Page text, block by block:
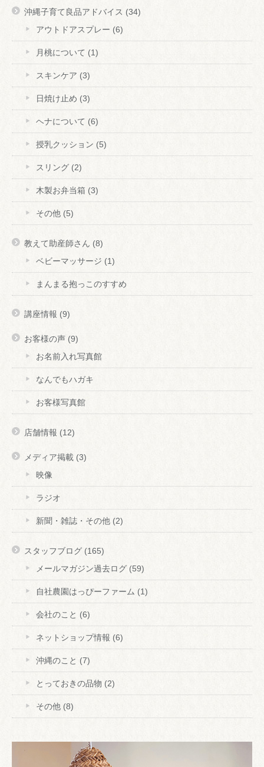
沖縄子育て良品アドバイス (34)
アウトドアスプレー (6)
月桃について (1)
スキンケア (3)
日焼け止め (3)
ヘナについて (6)
授乳クッション (5)
スリング (2)
木製お弁当箱 (3)
その他 (5)
教えて助産師さん (8)
ベビーマッサージ (1)
まんまる抱っこのすすめ
講座情報 (9)
お客様の声 (9)
お名前入れ写真館
なんでもハガキ
お客様写真館
店舗情報 (12)
メディア掲載 (3)
映像
ラジオ
新聞・雑誌・その他 (2)
スタッフブログ (165)
メールマガジン過去ログ (59)
自社農園はっぴーファーム (1)
会社のこと (6)
ネットショップ情報 (6)
沖縄のこと (7)
とっておきの品物 (2)
その他 (8)